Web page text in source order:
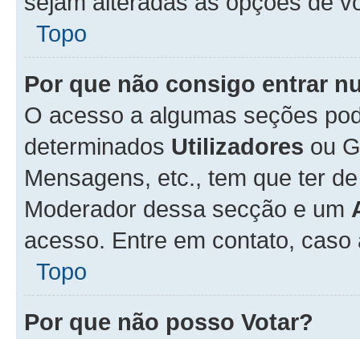
Topo
Por que não consigo entrar
O acesso a algumas seções
determinados Utilizadores ou
Mensagens, etc., tem que ter
Moderador dessa secção e um
acesso. Entre em contato,
Topo
Por que não posso Votar?